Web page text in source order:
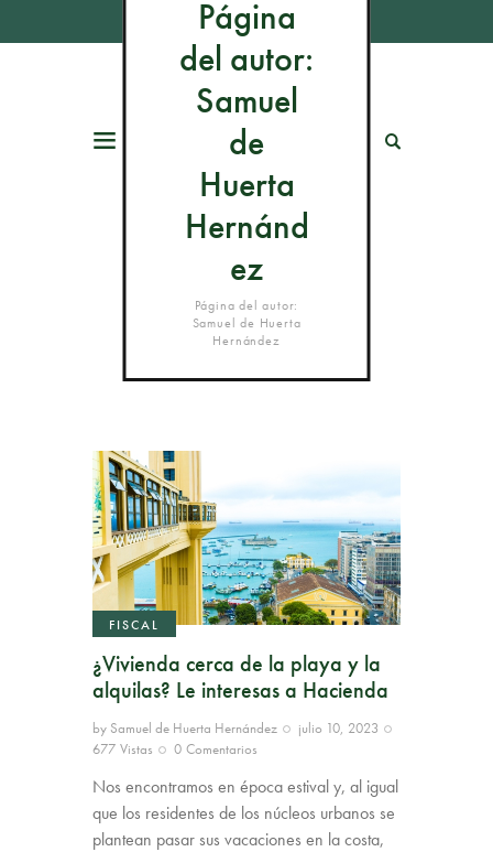
Página
del autor:
Samuel
de
Huerta
Hernánd
ez
Página del autor:
Samuel de Huerta
Hernández
FISCAL
¿Vivienda cerca de la playa y la
alquilas? Le interesas a Hacienda
by Samuel de Huerta Hernández
julio 10, 2023
677 Vistas 0 Comentarios
Nos encontramos en época estival y, al igual
que los residentes de los núcleos urbanos se
plantean pasar sus vacaciones en la costa,